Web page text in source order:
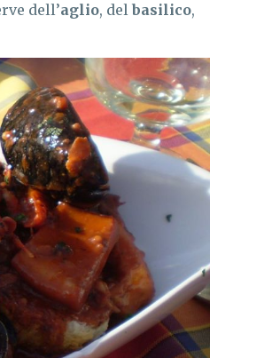
dell’aglio, del basilico,